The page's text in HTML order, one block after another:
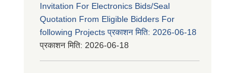
Invitation For Electronics Bids/Seal
Quotation From Eligible Bidders For
following Projects प्रकाशन मिति: 2026-06-18
प्रकाशन मिति: 2026-06-18